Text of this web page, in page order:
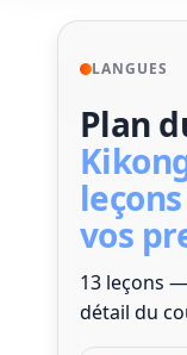
LANGUES
Plan
vos
13 leçons
détail du